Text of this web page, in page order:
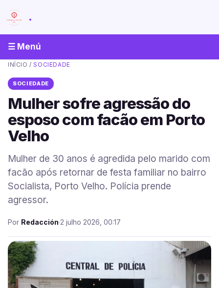
.
☰ Menú
INÍCIO /SOCIEDADE
SOCIEDADE
Mulher sofre agressão do
esposo com facão em Porto
Velho
Mulher de 30 anos é agredida pelo marido com
facão após retornar de festa familiar no bairro
Socialista, Porto Velho. Polícia prende
agressor.
Por Redacción·2 julho 2026, 00:17